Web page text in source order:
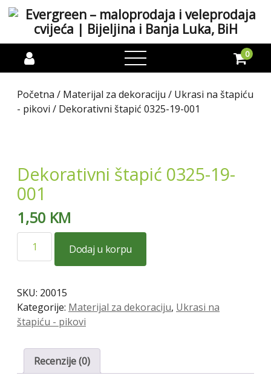
open
menu
0
Početna / Materijal za dekoraciju / Ukrasi na štapiću
- pikovi / Dekorativni štapić 0325-19-001
Dekorativni štapić 0325-19-
001
1,50 KM
štapić
001
količina
Dodaj u korpu
SKU: 20015
Kategorije: Materijal za dekoraciju, Ukrasi na
štapiću - pikovi
Recenzije (0)